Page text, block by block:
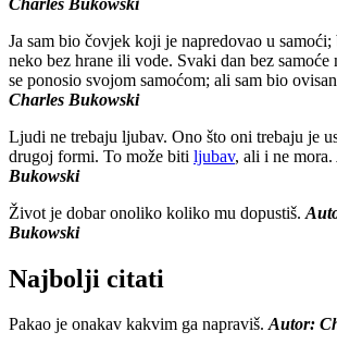
Ja sam bio čovjek koji je napredovao u samoći;
neko bez hrane ili vode. Svaki dan bez samoće
se ponosio svojom samoćom; ali sam bio
Charles Bukowski
Ljudi ne trebaju ljubav. Ono što oni trebaju je
drugoj formi. To može biti ljubav, ali i ne mora.
Bukowski
Život je dobar onoliko koliko mu dopustiš.
Bukowski
Najbolji citati
Pakao je onakav kakvim ga napraviš.Autor: